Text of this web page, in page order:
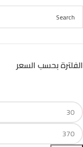
الفلترة بحسب السعر